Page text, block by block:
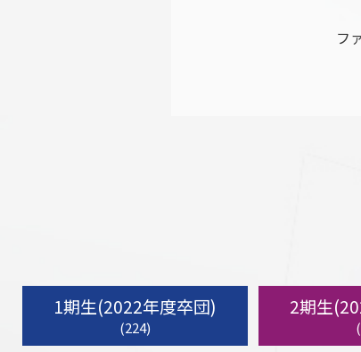
フ
1期生(2022年度卒団)
(224)
2期生